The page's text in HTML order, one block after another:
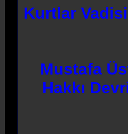
Kurtlar
Mustafa
Hakkı